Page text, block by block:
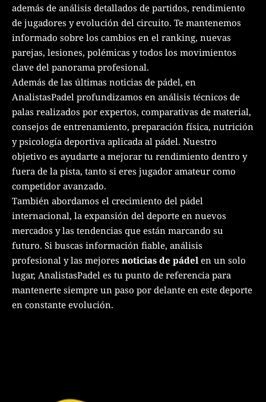
además de análisis detallados de partidos, rendimiento
de jugadores y evolución del circuito. Te mantenemos
informado sobre los cambios en el ranking, nuevas
parejas, lesiones, polémicas y todos los movimientos
clave del panorama profesional.
Además de las últimas noticias de pádel, en
AnalistasPadel profundizamos en análisis técnicos de
palas realizados por expertos, comparativas de material,
consejos de entrenamiento, preparación física, nutrición
y psicología deportiva aplicada al pádel. Nuestro
objetivo es ayudarte a mejorar tu rendimiento dentro y
fuera de la pista, tanto si eres jugador amateur como
competidor avanzado.
También abordamos el crecimiento del pádel
internacional, la expansión del deporte en nuevos
mercados y las tendencias que están marcando su
futuro. Si buscas información fiable, análisis
profesional y las mejores noticias de pádel en un solo
lugar, AnalistasPadel es tu punto de referencia para
mantenerte siempre un paso por delante en este deporte
en constante evolución.